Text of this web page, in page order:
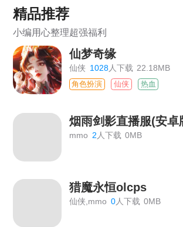
精品推荐
小编用心整理超强福利
仙梦奇缘
仙侠 1028人下载 22.18MB
角色扮演 仙侠 热血
烟雨剑影直播服(安卓
mmo 2人下载 0MB
猎魔永恒olcps
仙侠,mmo 0人下载 0MB